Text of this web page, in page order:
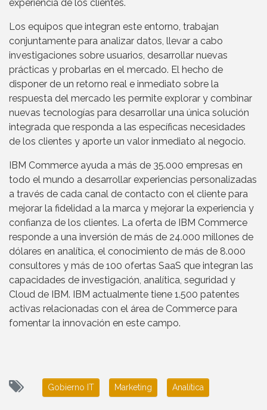
experiencia de los clientes.
Los equipos que integran este entorno, trabajan
conjuntamente para analizar datos, llevar a cabo
investigaciones sobre usuarios, desarrollar nuevas
prácticas y probarlas en el mercado. El hecho de
disponer de un retorno real e inmediato sobre la
respuesta del mercado les permite explorar y combinar
nuevas tecnologías para desarrollar una única solución
integrada que responda a las específicas necesidades
de los clientes y aporte un valor inmediato al negocio.
IBM Commerce ayuda a más de 35.000 empresas en
todo el mundo a desarrollar experiencias personalizadas
a través de cada canal de contacto con el cliente para
mejorar la fidelidad a la marca y mejorar la experiencia y
confianza de los clientes. La oferta de IBM Commerce
responde a una inversión de más de 24.000 millones de
dólares en analítica, el conocimiento de más de 8.000
consultores y más de 100 ofertas SaaS que integran las
capacidades de investigación, analítica, seguridad y
Cloud de IBM. IBM actualmente tiene 1.500 patentes
activas relacionadas con el área de Commerce para
fomentar la innovación en este campo.
Gobierno IT Marketing Analítica